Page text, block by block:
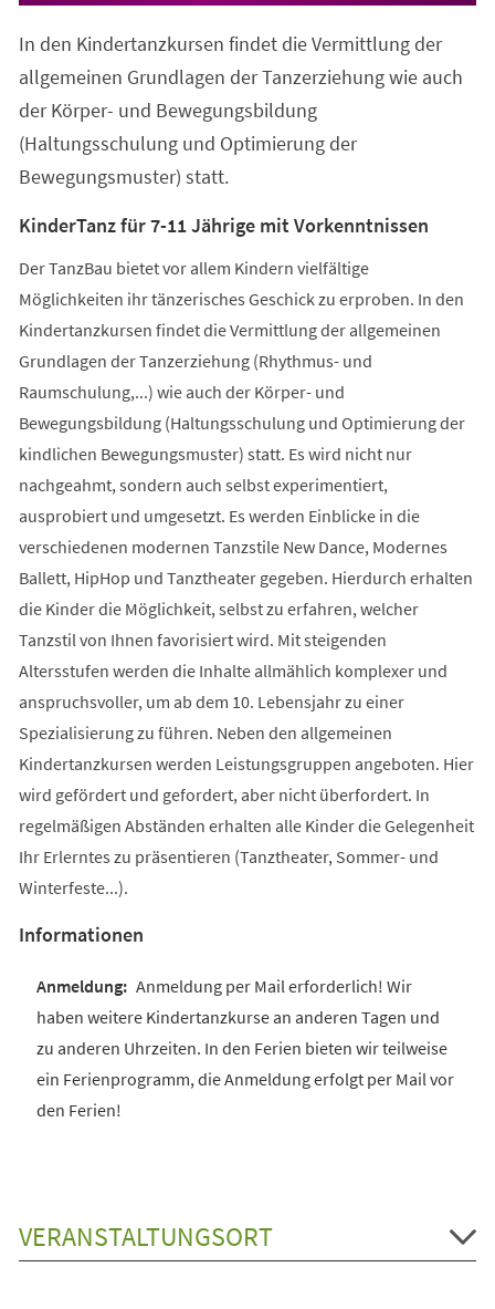
In den Kindertanzkursen findet die Vermittlung der
allgemeinen Grundlagen der Tanzerziehung wie auch
der Körper- und Bewegungsbildung
(Haltungsschulung und Optimierung der
Bewegungsmuster) statt.
KinderTanz für 7-11 Jährige mit Vorkenntnissen
Der TanzBau bietet vor allem Kindern vielfältige
Möglichkeiten ihr tänzerisches Geschick zu erproben. In den
Kindertanzkursen findet die Vermittlung der allgemeinen
Grundlagen der Tanzerziehung (Rhythmus- und
Raumschulung,...) wie auch der Körper- und
Bewegungsbildung (Haltungsschulung und Optimierung der
kindlichen Bewegungsmuster) statt. Es wird nicht nur
nachgeahmt, sondern auch selbst experimentiert,
ausprobiert und umgesetzt. Es werden Einblicke in die
verschiedenen modernen Tanzstile New Dance, Modernes
Ballett, HipHop und Tanztheater gegeben. Hierdurch erhalten
die Kinder die Möglichkeit, selbst zu erfahren, welcher
Tanzstil von Ihnen favorisiert wird. Mit steigenden
Altersstufen werden die Inhalte allmählich komplexer und
anspruchsvoller, um ab dem 10. Lebensjahr zu einer
Spezialisierung zu führen. Neben den allgemeinen
Kindertanzkursen werden Leistungsgruppen angeboten. Hier
wird gefördert und gefordert, aber nicht überfordert. In
regelmäßigen Abständen erhalten alle Kinder die Gelegenheit
Ihr Erlerntes zu präsentieren (Tanztheater, Sommer- und
Winterfeste...).
Informationen
Anmeldung per Mail erforderlich! Wir
haben weitere Kindertanzkurse an anderen Tagen und
zu anderen Uhrzeiten. In den Ferien bieten wir teilweise
ein Ferienprogramm, die Anmeldung erfolgt per Mail vor
den Ferien!
VERANSTALTUNGSORT